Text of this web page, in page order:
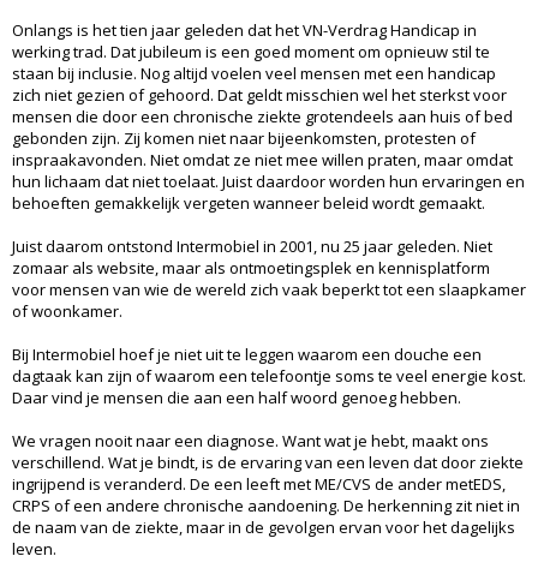
Onlangs is het tien jaar geleden dat het VN-Verdrag Handicap in
werking trad. Dat jubileum is een goed moment om opnieuw stil te
staan bij inclusie. Nog altijd voelen veel mensen met een handicap
zich niet gezien of gehoord. Dat geldt misschien wel het sterkst voor
mensen die door een chronische ziekte grotendeels aan huis of bed
gebonden zijn. Zij komen niet naar bijeenkomsten, protesten of
inspraakavonden. Niet omdat ze niet mee willen praten, maar omdat
hun lichaam dat niet toelaat. Juist daardoor worden hun ervaringen en
behoeften gemakkelijk vergeten wanneer beleid wordt gemaakt.
Juist daarom ontstond Intermobiel in 2001, nu 25 jaar geleden. Niet
zomaar als website, maar als ontmoetingsplek en kennisplatform
voor mensen van wie de wereld zich vaak beperkt tot een slaapkamer
of woonkamer.
Bij Intermobiel hoef je niet uit te leggen waarom een douche een
dagtaak kan zijn of waarom een telefoontje soms te veel energie kost.
Daar vind je mensen die aan een half woord genoeg hebben.
We vragen nooit naar een diagnose. Want wat je hebt, maakt ons
verschillend. Wat je bindt, is de ervaring van een leven dat door ziekte
ingrijpend is veranderd. De een leeft met ME/CVS de ander metEDS,
CRPS of een andere chronische aandoening. De herkenning zit niet in
de naam van de ziekte, maar in de gevolgen ervan voor het dagelijks
leven.